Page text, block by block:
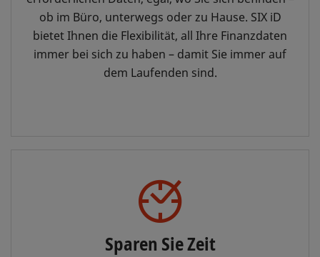
ob im Büro, unterwegs oder zu Hause. SIX iD
bietet Ihnen die Flexibilität, all Ihre Finanzdaten
immer bei sich zu haben – damit Sie immer auf
dem Laufenden sind.
Sparen Sie Zeit